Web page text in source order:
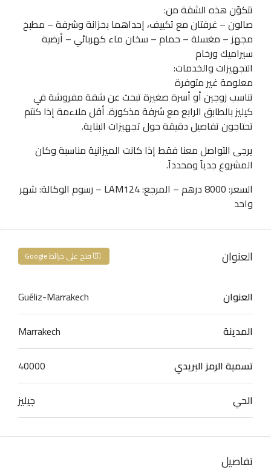
تتكوّن هذه الشقة من:
صالون – غرفتان مع تكييف، إحداهما بخزانة وشرفة – مطبخ
مجهز – مغسلة – حمام – سخان ماء كهربائي – أرضية
سيراميك ورخام
التجهيزات والخدمات:
معلومة غير متوفرة
تناسب زوجين أو أسرة صغيرة تبحث عن شقة مفروشة في
كيليز بالطابق الرابع مع شرفة مذكورة. أقل ملاءمة إذا كنتم
تحتاجون تفاصيل دقيقة حول تجهيزات البناية.
يرجى التواصل معنا فقط إذا كانت الميزانية مناسبة وكان
المشروع جدياً ومحدداً.
السعر: 8000 درهم – المرجع: LAM124 – رسوم الوكالة: شهر
واحد
العنوان فتح على خرائط Google
العنوان
Guéliz-Marrakech
المدينة
Marrakech
تسمية الرمز البريدي
40000
الحي
جيليز
تفاصيل